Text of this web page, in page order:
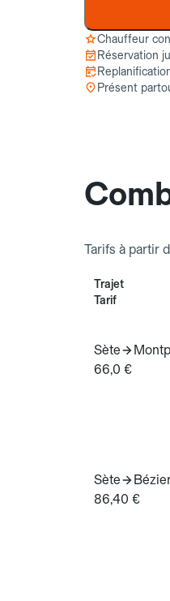
Chauffeur
Réservation
Présent
Tarifs à partir
Trajet
Tarif
Sète
66,0 €
Sète
86,40 €